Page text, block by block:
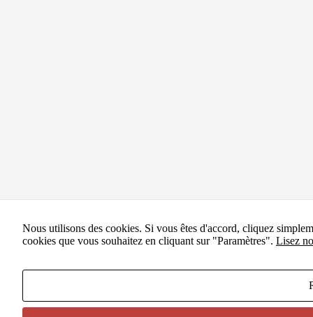
Nous utilisons des cookies. Si vous êtes d'accord, cliquez
cookies que vous souhaitez en cliquant sur "Paramètres". Lisez